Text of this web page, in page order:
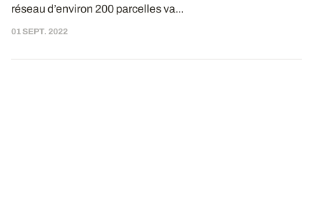
réseau d’environ 200 parcelles va...
01 SEPT. 2022